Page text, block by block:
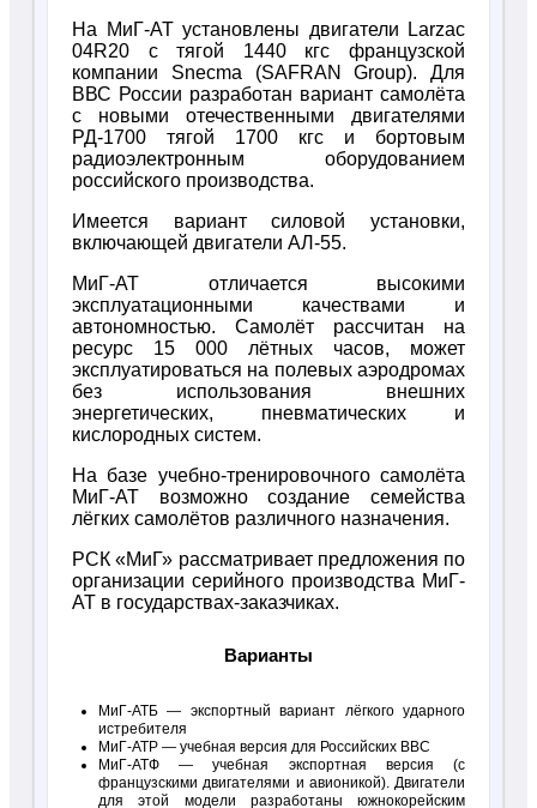
На МиГ-АТ установлены двигатели Larzac
04R20 с тягой 1440 кгс французской
компании Snecma (SAFRAN Group). Для
ВВС России разработан вариант самолёта
с новыми отечественными двигателями
РД-1700 тягой 1700 кгс и бортовым
радиоэлектронным оборудованием
российского производства.
Имеется вариант силовой установки,
включающей двигатели АЛ-55.
МиГ-АТ отличается высокими
эксплуатационными качествами и
автономностью. Самолёт рассчитан на
ресурс 15 000 лётных часов, может
эксплуатироваться на полевых аэродромах
без использования внешних
энергетических, пневматических и
кислородных систем.
На базе учебно-тренировочного самолёта
МиГ-АТ возможно создание семейства
лёгких самолётов различного назначения.
РСК «МиГ» рассматривает предложения по
организации серийного производства МиГ-
АТ в государствах-заказчиках.
Варианты
МиГ-АТБ — экспортный вариант лёгкого ударного
истребителя
МиГ-АТР — учебная версия для Российских ВВС
МиГ-АТФ — учебная экспортная версия (с
французскими двигателями и авионикой). Двигатели
для этой модели разработаны южнокорейским